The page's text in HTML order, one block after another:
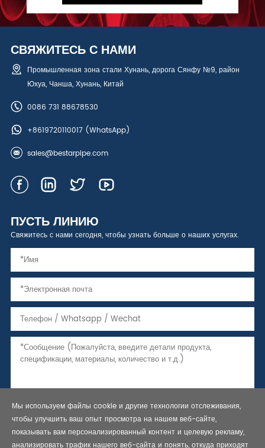
СВЯЖИТЕСЬ С НАМИ
Промышленная зона стали Хунань, дорога Сянфу №9, район
Юхуа, Чанша, Хунань, Китай
0086 731 88678530
+8619720110017(WhatsApp)
sales@bestarpipe.com
ПУСТЬ ЛИНИЮ
Свяжитесь с нами сегодня, чтобы узнать больше о наших услугах.
Мы используем файлы cookie и другие технологии отслеживания,
чтобы улучшить ваш опыт просмотра на нашем веб-сайте,
показывать вам персонализированный контент и целевую рекламу,
анализировать трафик нашего веб-сайта и понять, откуда приходят